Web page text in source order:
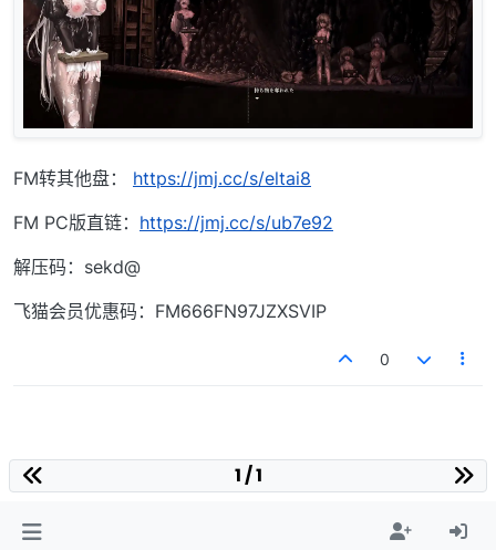
FM转其他盘： https://jmj.cc/s/eltai8
FM PC版直链： https://jmj.cc/s/ub7e92
解压码：sekd@
飞猫会员优惠码：FM666FN97JZXSVIP
0
1 / 1